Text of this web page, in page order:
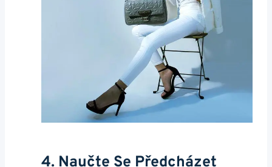
4. Naučte Se Předcházet